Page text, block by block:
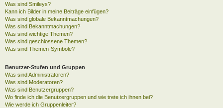
Was sind Smileys?
Kann ich Bilder in meine Beiträge einfügen?
Was sind globale Bekanntmachungen?
Was sind Bekanntmachungen?
Was sind wichtige Themen?
Was sind geschlossene Themen?
Was sind Themen-Symbole?
Benutzer-Stufen und Gruppen
Was sind Administratoren?
Was sind Moderatoren?
Was sind Benutzergruppen?
Wo finde ich die Benutzergruppen und wie trete ich ihnen bei?
Wie werde ich Gruppenleiter?